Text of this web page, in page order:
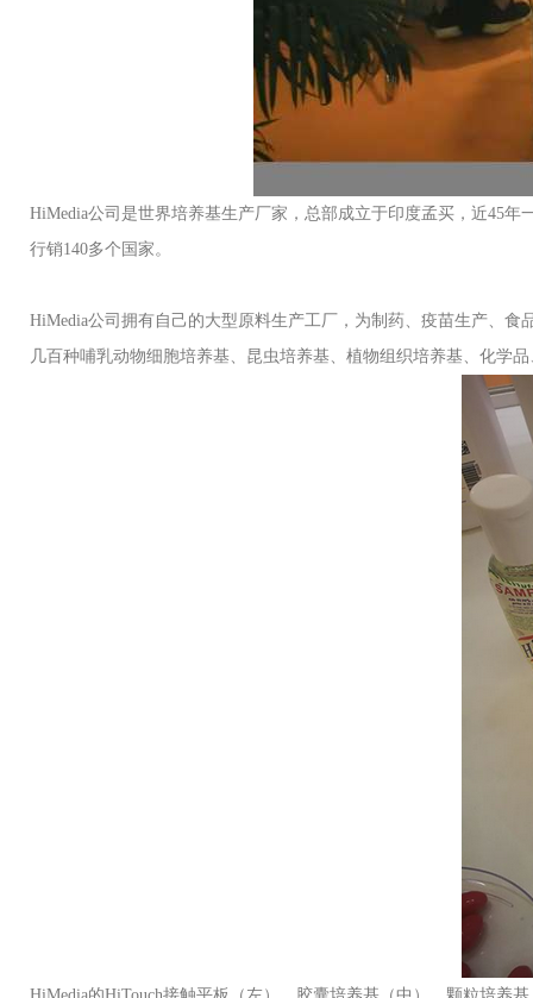
HiMedia公司是世界培养基生产厂家，总部成立于印度孟买，近45
行销140多个国家。
HiMedia公司拥有自己的大型原料生产工厂，为制药、疫苗生产、
几百种哺乳动物细胞培养基、昆虫培养基、植物组织培养基、化学